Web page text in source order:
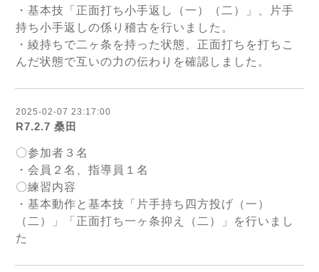
・基本技「正面打ち小手返し（一）（二）」、片手
持ち小手返しの係り稽古を行いました。
・綾持ちで二ヶ条を持った状態、正面打ちを打ちこ
んだ状態で互いの力の伝わりを確認しました。
2025-02-07 23:17:00
R7.2.7 桑田
〇参加者３名
・会員２名、指導員１名
〇練習内容
・基本動作と基本技「片手持ち四方投げ（一）
（二）」「正面打ち一ヶ条抑え（二）」を行いまし
た